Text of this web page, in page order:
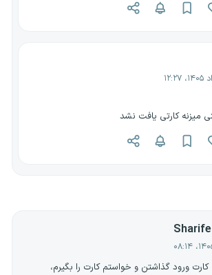
میزنه کارتی یافت نشد
کارت ورود گذاشتن و خواستم کارت را بگیرم،